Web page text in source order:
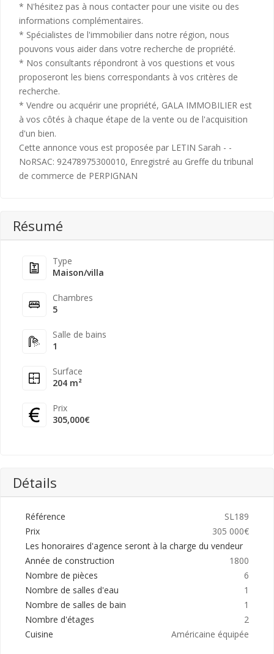
* N'hésitez pas à nous contacter pour une visite ou des
informations complémentaires.
* Spécialistes de l'immobilier dans notre région, nous
pouvons vous aider dans votre recherche de propriété.
* Nos consultants répondront à vos questions et vous
proposeront les biens correspondants à vos critères de
recherche.
* Vendre ou acquérir une propriété, GALA IMMOBILIER est
à vos côtés à chaque étape de la vente ou de l'acquisition
d'un bien.
Cette annonce vous est proposée par LETIN Sarah - -
NoRSAC: 92478975300010, Enregistré au Greffe du tribunal
de commerce de PERPIGNAN
Résumé
Type
Maison/villa
Chambres
5
Salle de bains
1
Surface
204 m²
Prix
305,000€
Détails
Référence
SL189
Prix
305 000€
Les honoraires d'agence seront à la charge du vendeur
Année de construction
1800
Nombre de pièces
6
Nombre de salles d'eau
1
Nombre de salles de bain
1
Nombre d'étages
2
Cuisine
Américaine équipée